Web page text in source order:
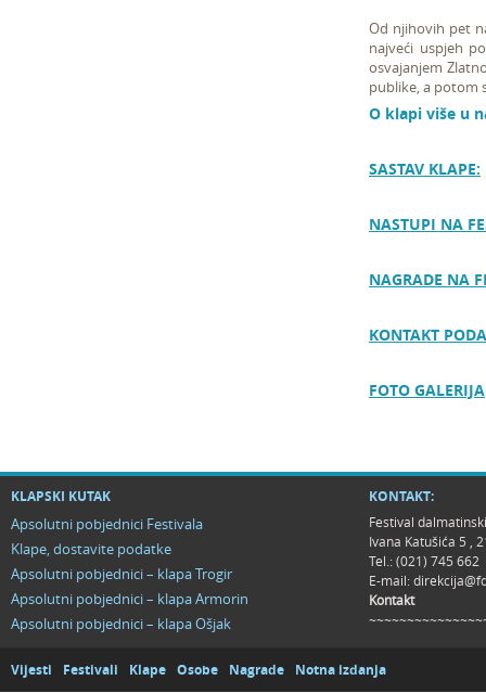
Od njihovih pet
najveći uspjeh
osvajanjem
publike, a potom
O klapi više u
SASTAV KLAPE:
NASTUPI NA
NAGRADE NA
KONTAKT
FOTO GALERIJA
KLAPSKI KUTAK
Apsolutni pobjednici Festivala
Klape, dostavite podatke
Apsolutni pobjednici – klapa Trogir
Apsolutni pobjednici – klapa Armorin
Apsolutni pobjednici – klapa Ošjak
KONTAKT:
Festival
Ivana Katušića 5 ,
Tel.: (021) 745 662
E-mail:
Kontakt
Vijesti Festivali Klape Osobe Nagrade Notna izdanja